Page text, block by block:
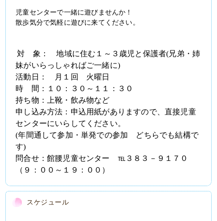
児童センターで一緒に遊びませんか！
散歩気分で気軽に遊びに来てください。
対　象：　地域に住む１～３歳児と保護者(兄弟・姉
妹がいらっしゃればご一緒に)
活動日：　月１回　火曜日
時　間：１０：３０～１１：３０
持ち物：上靴・飲み物など
申し込み方法：申込用紙がありますので、直接児童
センターにいらしてください。
(年間通して参加・単発での参加　どちらでも結構で
す)
問合せ：館腰児童センター　℡３８３－９１７０
（９：００～１９：００）
スケジュール